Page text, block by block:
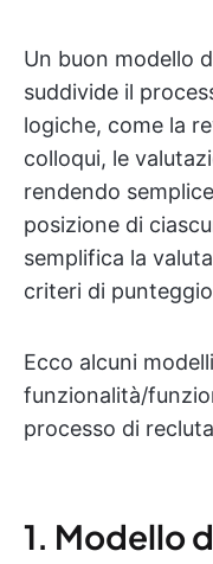
Un buon modello
suddivide il
logiche, come la
colloqui, le
rendendo
posizione di
semplifica la
criteri di
Ecco alcuni
funzionalità/
processo di
1. Modello